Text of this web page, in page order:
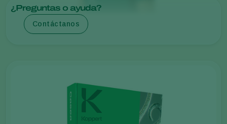
¿Preguntas o ayuda?
Contáctanos